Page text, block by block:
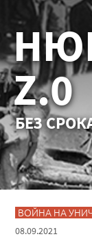
Z.0
БЕЗ
ВОЙНА НА
08.09.2021